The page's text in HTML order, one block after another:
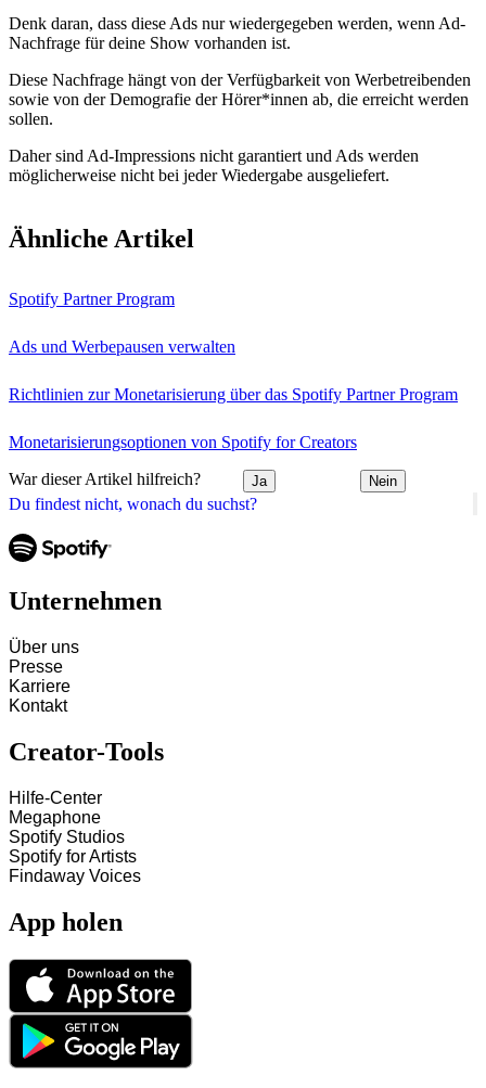
Du findest nicht, wonach du suchst?
Denk daran, dass diese Ads nur wiedergegeben werden, wenn Ad-
Nachfrage für deine Show vorhanden ist.
Diese Nachfrage hängt von der Verfügbarkeit von Werbetreibenden
sowie von der Demografie der Hörer*innen ab, die erreicht werden
sollen.
Daher sind Ad-Impressions nicht garantiert und Ads werden
möglicherweise nicht bei jeder Wiedergabe ausgeliefert.
Ähnliche Artikel
Spotify Partner Program
Ads und Werbepausen verwalten
Richtlinien zur Monetarisierung über das Spotify Partner Program
Monetarisierungsoptionen von Spotify for Creators
War dieser Artikel hilfreich? Ja Nein
Unternehmen
Über uns
Presse
Karriere
Kontakt
Creator-Tools
Hilfe-Center
Megaphone
Spotify Studios
Spotify for Artists
Findaway Voices
App holen